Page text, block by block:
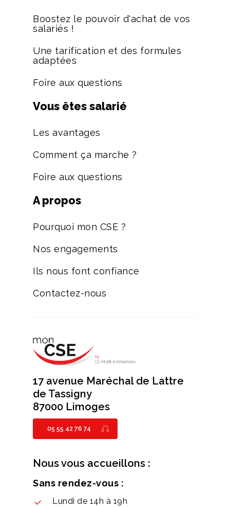
Boostez le pouvoir d'achat de vos
salariés !
Une tarification et des formules
adaptées
Foire aux questions
Vous êtes salarié
Les avantages
Comment ça marche ?
Foire aux questions
A propos
Pourquoi mon CSE ?
Nos engagements
Ils nous font confiance
Contactez-nous
17 avenue Maréchal de Lattre
de Tassigny
87000 Limoges
05 55 42 76 74
Nous vous accueillons :
Sans rendez-vous :
Lundi de 14h à 19h